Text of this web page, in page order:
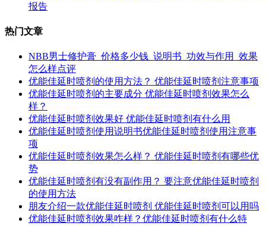
报告
热门文章
NBB男士修护膏_价格多少钱_说明书_功效与作用_效果
怎么样点评
优能佳延时喷剂的使用方法？ 优能佳延时喷剂注意事项
优能佳延时喷剂的主要成分 优能佳延时喷剂效果怎么
样？
优能佳延时喷剂效果好 优能佳延时喷剂有什么用
优能佳延时喷剂使用说明书优能佳延时喷剂使用注意事
项
优能佳延时喷剂效果怎么样？ 优能佳延时喷剂有哪些优
势
优能佳延时喷剂有没有副作用？ 要注意优能佳延时喷剂
的使用方法
朋友介绍一款优能佳延时喷剂 优能佳延时喷剂可以用吗
优能佳延时喷剂效果咋样？优能佳延时喷剂有什么特